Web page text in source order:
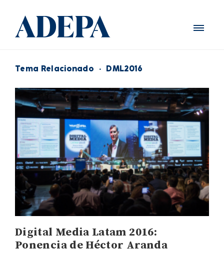
Tema Relacionado · DML2016
Digital Media Latam 2016:
Ponencia de Héctor Aranda